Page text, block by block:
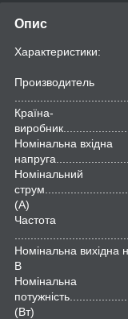
Опис
Характеристики:
Производитель
Країна-
Номінальна вхідна
Номінальний
(А)
Частота
Номінальна вихідна
В
Номінальна
(Вт)